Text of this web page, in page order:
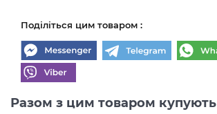
Поділіться цим товаром :
Разом з цим товаром купують